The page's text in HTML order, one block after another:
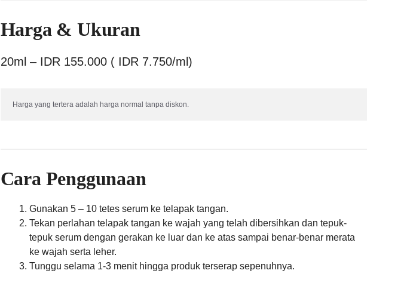
Harga & Ukuran
20ml – IDR 155.000 ( IDR 7.750/ml)
Harga yang tertera adalah harga normal tanpa diskon.
Cara Penggunaan
Gunakan 5 – 10 tetes serum ke telapak tangan.
Tekan perlahan telapak tangan ke wajah yang telah dibersihkan dan tepuk-
tepuk serum dengan gerakan ke luar dan ke atas sampai benar-benar merata
ke wajah serta leher.
Tunggu selama 1-3 menit hingga produk terserap sepenuhnya.